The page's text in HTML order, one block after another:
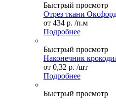
Быстрый просмотр
Отрез ткани
от 434 р. /п.м
Подробнее
Быстрый просмотр
Наконечник
от 0,32 р. /шт
Подробнее
Быстрый просмотр